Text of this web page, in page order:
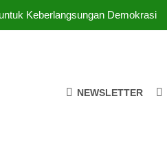
Keberlangsungan Demokrasi
Ruang-Ruang Kebijakan Publik
NEWSLETTER